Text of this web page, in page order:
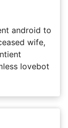
android to
wife,
lovebot